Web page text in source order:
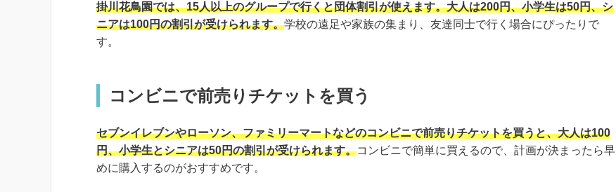
掛川花鳥園では、15人以上のグループで行くと団体割引が使えます。大人は200円、小学生は50円、シ
ニアは100円の割引が受けられます。学校の遠足や家族の集まり、友達同士で行く場合にぴったりで
す。
コンビニで前売りチケットを買う
セブンイレブンやローソン、ファミリーマートなどのコンビニで前売りチケットを買うと、大人は100
円、小学生とシニアは50円の割引が受けられます。コンビニで簡単に買えるので、計画が決まったら早
めに購入するのがおすすめです。